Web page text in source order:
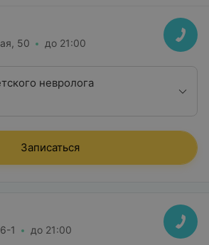
50 до 21:00
невролога
Записаться
1 до 21:00